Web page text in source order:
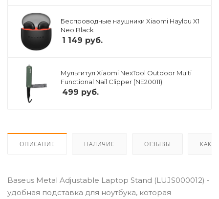
Беспроводные наушники Xiaomi Haylou X1
Neo Black
1 149 руб.
Мультитул Xiaomi NexTool Outdoor Multi
Functional Nail Clipper (NE20011)
499 руб.
ОПИСАНИЕ НАЛИЧИЕ ОТЗЫВЫ КАК
Baseus Metal Adjustable Laptop Stand (LUJS000012) -
удобная подставка для ноутбука, которая